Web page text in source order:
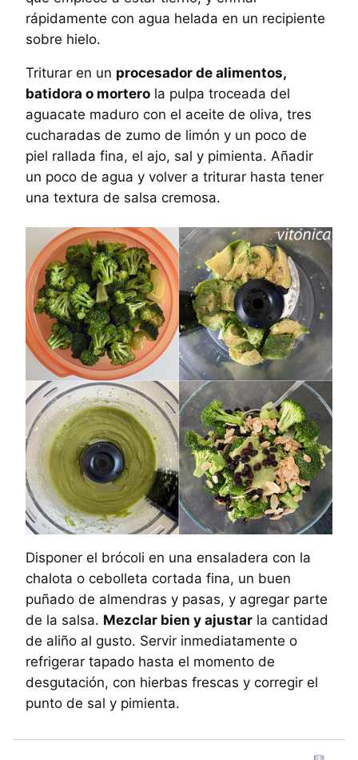
rápidamente con agua helada en un recipiente
sobre hielo.
Triturar en un procesador de alimentos,
batidora o mortero la pulpa troceada del
aguacate maduro con el aceite de oliva, tres
cucharadas de zumo de limón y un poco de
piel rallada fina, el ajo, sal y pimienta. Añadir
un poco de agua y volver a triturar hasta tener
una textura de salsa cremosa.
Disponer el brócoli en una ensaladera con la
chalota o cebolleta cortada fina, un buen
puñado de almendras y pasas, y agregar parte
de la salsa. Mezclar bien y ajustar la cantidad
de aliño al gusto. Servir inmediatamente o
refrigerar tapado hasta el momento de
desgutación, con hierbas frescas y corregir el
punto de sal y pimienta.